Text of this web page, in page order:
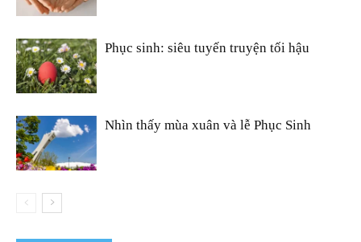
Phục sinh: siêu tuyến truyện tối hậu
Nhìn thấy mùa xuân và lễ Phục Sinh